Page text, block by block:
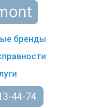
бренды
44-74